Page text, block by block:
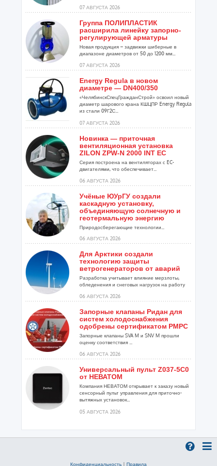
07 АВГУСТА 2026
Группа ПОЛИПЛАСТИК
расширила линейку запорно-
регулирующей арматуры
Новая продукция – задвижки шиберные в
диапазоне диаметров от 50 до 1200 мм...
07 АВГУСТА 2026
Energy Regula в новом
диаметре — DN400/350
«ЧелябинскСпецГражданСтрой» освоил новый
диаметр шарового крана КШЦПР Energy Regula
из стали 09Г2С...
07 АВГУСТА 2026
Новинка — приточная
вентиляционная установка
ZILON ZPW-N 2000 INT EC
Серия построена на вентиляторах с EC-
двигателями, что обеспечивает...
06 АВГУСТА 2026
Учёные ЮУрГУ создали
каскадную установку,
объединяющую солнечную и
геотермальную энергию
Природосберегающие технологии...
06 АВГУСТА 2026
Для Арктики создали
технологию защиты
ветрогенераторов от аварий
Разработка учитывает влияние мерзлоты,
обледенения и снеговых нагрузок на работу
06 АВГУСТА 2026
Запорные клапаны Ридан для
систем холодоснабжения
одобрены сертификатом РМРС
Запорные клапаны SVA M и SNV M прошли
оценку соответствия ...
06 АВГУСТА 2026
Универсальный пульт Z037-5C0
от НЕВАТОМ
Компания НЕВАТОМ открывает к заказу новый
сенсорный пульт управления для приточно-
вытяжных установок...
05 АВГУСТА 2026
расширения ...
Конфиденциальность | Правила